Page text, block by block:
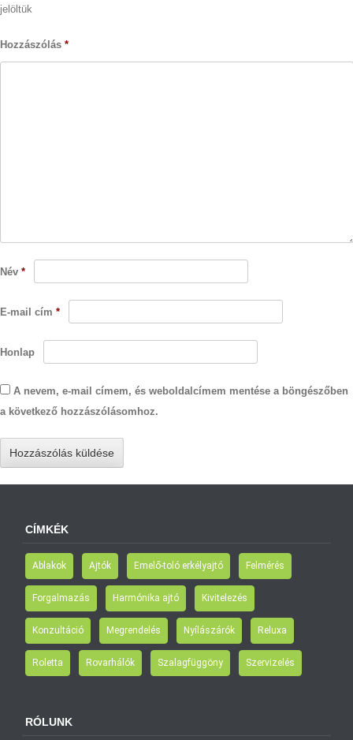
jelöltük
Hozzászólás *
Név *
E-mail cím *
Honlap
A nevem, e-mail címem, és weboldalcímem mentése a böngészőben
a következő hozzászólásomhoz.
CÍMKÉK
Ablakok Ajtók Emelő-toló erkélyajtó Felmérés
Forgalmazás Harmónika ajtó Kivitelezés
Konzultáció Megrendelés Nyílászárók Reluxa
Roletta Rovarhálók Szalagfüggöny Szervizelés
RÓLUNK